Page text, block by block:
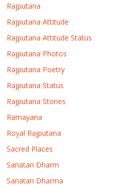
Rajputana
Rajputana Attitude
Rajputana Attitude Status
Rajputana Photos
Rajputana Poetry
Rajputana Status
Rajputana Stories
Ramayana
Royal Rajputana
Sacred Places
Sanatan Dharm
Sanatan Dharma